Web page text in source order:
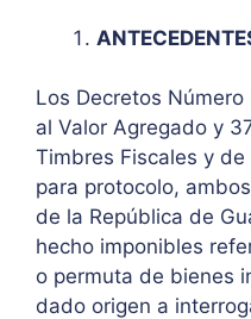
Los Decretos
al Valor Agregado y
Timbres Fiscales y de
para protocolo,
de la República de
hecho imponibles
o permuta de bienes
dado origen a